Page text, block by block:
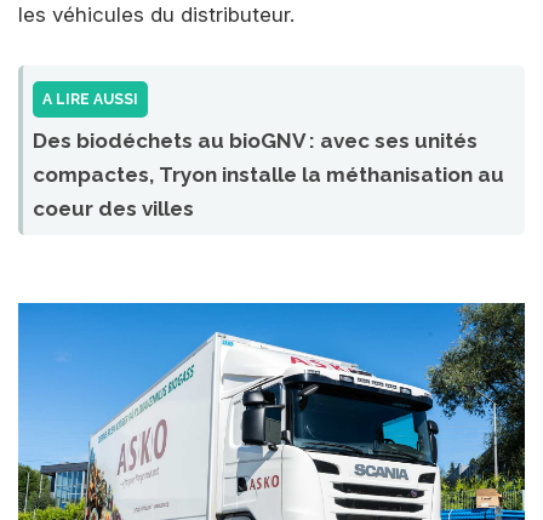
les véhicules du distributeur.
A LIRE AUSSI
Des biodéchets au bioGNV : avec ses unités
compactes, Tryon installe la méthanisation au
coeur des villes